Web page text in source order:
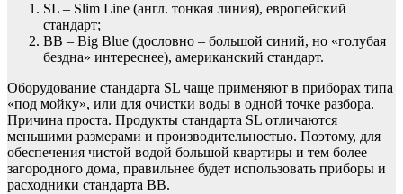
SL – Slim Line (англ. тонкая линия), европейский
стандарт;
BB – Big Blue (дословно – большой синий, но «голубая
бездна» интереснее), американский стандарт.
Оборудование стандарта SL чаще применяют в приборах типа
«под мойку», или для очистки воды в одной точке разбора.
Причина проста. Продукты стандарта SL отличаются
меньшими размерами и производительностью. Поэтому, для
обеспечения чистой водой большой квартиры и тем более
загородного дома, правильнее будет использовать приборы и
расходники стандарта ВВ.